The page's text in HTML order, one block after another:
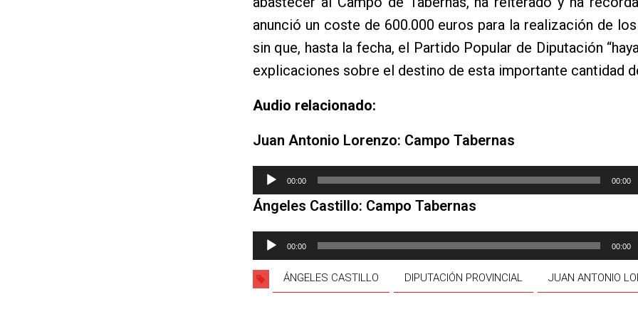
anunció un coste de 600.000 euros para la realización de
sin que, hasta la fecha, el Partido Popular de Diputación
explicaciones sobre el destino de esta importante cantidad
Audio relacionado:
Juan Antonio Lorenzo: Campo Tabernas
Reproductor
audio
00:00 00:00
Ángeles Castillo: Campo Tabernas
Reproductor
audio
00:00 00:00
ÁNGELES CASTILLO DIPUTACIÓN PROVINCIAL JUAN ANTONIO